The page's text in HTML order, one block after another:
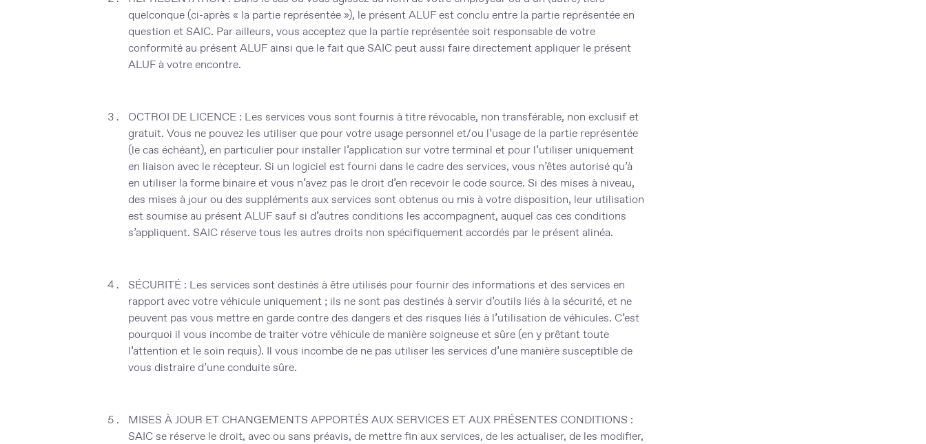
quelconque (ci-après « la partie représentée »), le présent ALUF est conclu entre la partie représentée en
question et SAIC. Par ailleurs, vous acceptez que la partie représentée soit responsable de votre
conformité au présent ALUF ainsi que le fait que SAIC peut aussi faire directement appliquer le présent
ALUF à votre encontre.
OCTROI DE LICENCE : Les services vous sont fournis à titre révocable, non transférable, non exclusif et
gratuit. Vous ne pouvez les utiliser que pour votre usage personnel et/ou l’usage de la partie représentée
(le cas échéant), en particulier pour installer l’application sur votre terminal et pour l’utiliser uniquement
en liaison avec le récepteur. Si un logiciel est fourni dans le cadre des services, vous n’êtes autorisé qu’à
en utiliser la forme binaire et vous n’avez pas le droit d’en recevoir le code source. Si des mises à niveau,
des mises à jour ou des suppléments aux services sont obtenus ou mis à votre disposition, leur utilisation
est soumise au présent ALUF sauf si d’autres conditions les accompagnent, auquel cas ces conditions
s’appliquent. SAIC réserve tous les autres droits non spécifiquement accordés par le présent alinéa.
SÉCURITÉ : Les services sont destinés à être utilisés pour fournir des informations et des services en
rapport avec votre véhicule uniquement ; ils ne sont pas destinés à servir d’outils liés à la sécurité, et ne
peuvent pas vous mettre en garde contre des dangers et des risques liés à l’utilisation de véhicules. C’est
pourquoi il vous incombe de traiter votre véhicule de manière soigneuse et sûre (en y prêtant toute
l’attention et le soin requis). Il vous incombe de ne pas utiliser les services d’une manière susceptible de
vous distraire d’une conduite sûre.
MISES À JOUR ET CHANGEMENTS APPORTÉS AUX SERVICES ET AUX PRÉSENTES CONDITIONS :
SAIC se réserve le droit, avec ou sans préavis, de mettre fin aux services, de les actualiser, de les modifier,